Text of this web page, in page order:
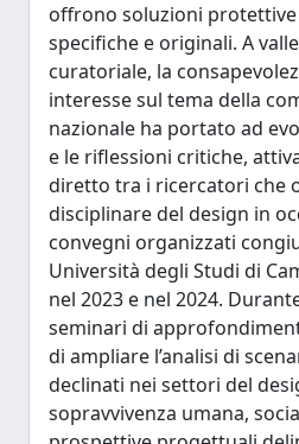
offrono soluzioni protettive
specifiche e originali. A
curatoriale, la
interesse sul tema della
nazionale ha portato ad
e le riflessioni critiche,
diretto tra i ricercatori che
disciplinare del design in
convegni organizzati
Università degli Studi di
nel 2023 e nel 2024.
seminari di
di ampliare l’analisi di
declinati nei settori del
sopravvivenza umana,